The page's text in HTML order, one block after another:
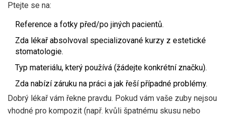
Ptejte se na:
Reference a fotky před/po jiných pacientů.
Zda lékař absolvoval specializované kurzy z estetické
stomatologie.
Typ materiálu, který používá (žádejte konkrétní značku).
Zda nabízí záruku na práci a jak řeší případné problémy.
Dobrý lékař vám řekne pravdu. Pokud vám vaše zuby nejsou
vhodné pro kompozit (např. kvůli špatnému skusu nebo